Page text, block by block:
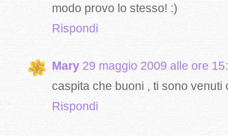
modo provo lo stesso! :)
Rispondi
Mary 29 maggio 2009 alle ore
caspita che buoni , ti sono venuti
Rispondi